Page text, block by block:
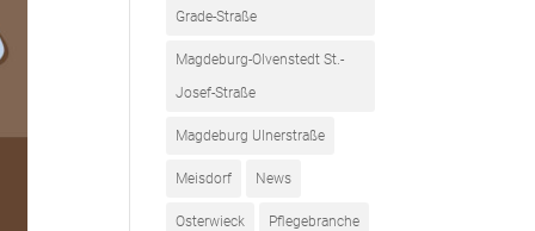
Grade-Straße
Magdeburg-Olvenstedt St.-
Josef-Straße
Magdeburg Ulnerstraße
Meisdorf News
Osterwieck Pflegebranche